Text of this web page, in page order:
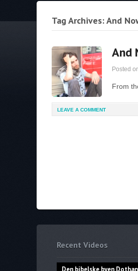
Tag Archives: And
And
Posted
From
LEAVE A COMMENT
Recent Videos